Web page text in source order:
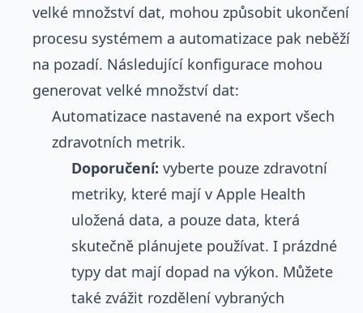
velké množství dat, mohou způsobit ukončení
procesu systémem a automatizace pak neběží
na pozadí. Následující konfigurace mohou
generovat velké množství dat:
Automatizace nastavené na export všech
zdravotních metrik.
Doporučení: vyberte pouze zdravotní
metriky, které mají v Apple Health
uložená data, a pouze data, která
skutečně plánujete používat. I prázdné
typy dat mají dopad na výkon. Můžete
také zvážit rozdělení vybraných